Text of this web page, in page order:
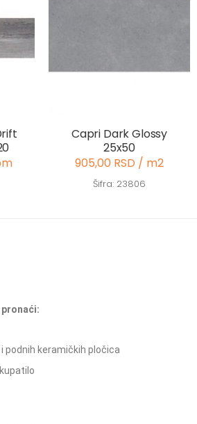
Capri Dark Glossy
25x50
905,00 RSD / m2
Šifra: 23806
podnih keramičkih pločica